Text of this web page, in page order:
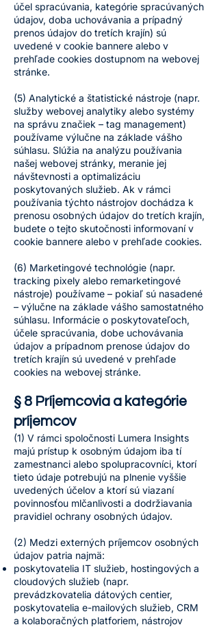
účel spracúvania, kategórie spracúvaných
údajov, doba uchovávania a prípadný
prenos údajov do tretích krajín) sú
uvedené v cookie bannere alebo v
prehľade cookies dostupnom na webovej
stránke.
(5) Analytické a štatistické nástroje (napr.
služby webovej analytiky alebo systémy
na správu značiek – tag management)
používame výlučne na základe vášho
súhlasu. Slúžia na analýzu používania
našej webovej stránky, meranie jej
návštevnosti a optimalizáciu
poskytovaných služieb. Ak v rámci
používania týchto nástrojov dochádza k
prenosu osobných údajov do tretích krajín,
budete o tejto skutočnosti informovaní v
cookie bannere alebo v prehľade cookies.
(6) Marketingové technológie (napr.
tracking pixely alebo remarketingové
nástroje) používame – pokiaľ sú nasadené
– výlučne na základe vášho samostatného
súhlasu. Informácie o poskytovateľoch,
účele spracúvania, dobe uchovávania
údajov a prípadnom prenose údajov do
tretích krajín sú uvedené v prehľade
cookies na webovej stránke.
§ 8 Príjemcovia a kategórie
príjemcov
(1) V rámci spoločnosti Lumera Insights
majú prístup k osobným údajom iba tí
zamestnanci alebo spolupracovníci, ktorí
tieto údaje potrebujú na plnenie vyššie
uvedených účelov a ktorí sú viazaní
povinnosťou mlčanlivosti a dodržiavania
pravidiel ochrany osobných údajov.
(2) Medzi externých príjemcov osobných
údajov patria najmä:
poskytovatelia IT služieb, hostingových a
cloudových služieb (napr.
prevádzkovatelia dátových centier,
poskytovatelia e-mailových služieb, CRM
a kolaboračných platforiem, nástrojov